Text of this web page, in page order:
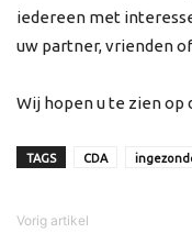
iedereen met
uw partner, vrienden
Wij hopen u te zien op
TAGS CDA
Vorig artikel